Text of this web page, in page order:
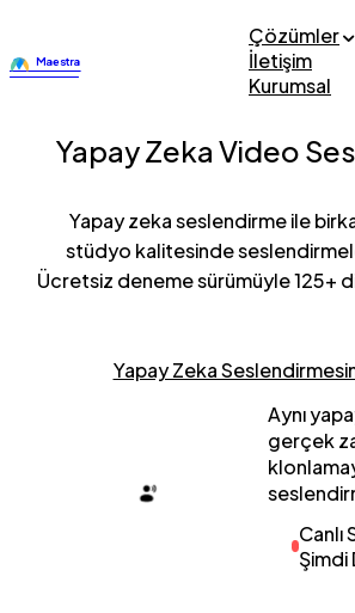
Çözümler
İletişim
Kurumsal
Yapay Zeka Video
Yapay zeka seslendirme ile
stüdyo kalitesinde
Ücretsiz deneme sürümüyle 125+
Yapay Zeka
Aynı
gerçek
Canlı
Şimdi